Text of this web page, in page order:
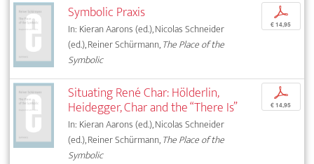
Symbolic Praxis
In: Kieran Aarons (ed.), Nicolas Schneider
(ed.), Reiner Schürmann,The Place of the
Symbolic
p
€ 14,95
Situating René Char: Hölderlin,
Heidegger, Char and the “There Is”
In: Kieran Aarons (ed.), Nicolas Schneider
(ed.), Reiner Schürmann,The Place of the
Symbolic
p
€ 14,95